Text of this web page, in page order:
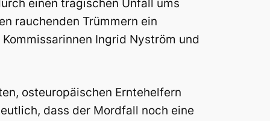
einen tragischen Unfall ums
rauchenden Trümmern ein
Ingrid Nyström und
osteuropäischen Erntehelfern
dass der Mordfall noch eine